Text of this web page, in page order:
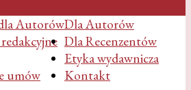
Dla Autorów
Autorów
umów
Dla Recenzentów
Etyka wydawnicza
Kontakt